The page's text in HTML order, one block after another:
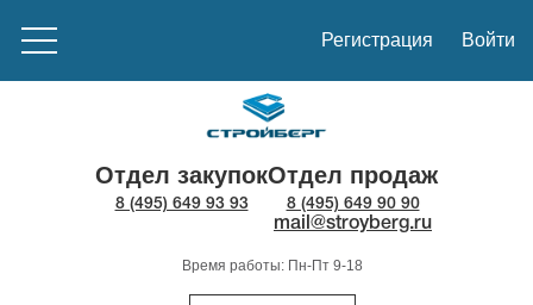
Регистрация Войти
Отдел закупок
8 (495) 649 93 93
Отдел продаж
8 (495) 649 90 90
mail@stroyberg.ru
Время работы: Пн-Пт 9-18